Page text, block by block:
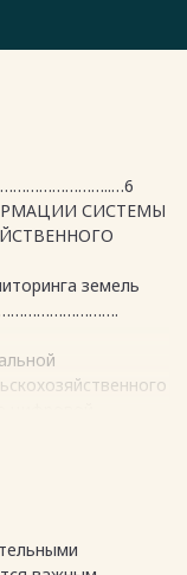
СИСТЕМЫ
земель
…………………….